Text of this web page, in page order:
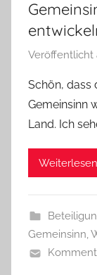
Veröffentlicht
Schön, dass
Gemeinsinn
Land. Ich
Weiterlesen
Gemeinsinn,